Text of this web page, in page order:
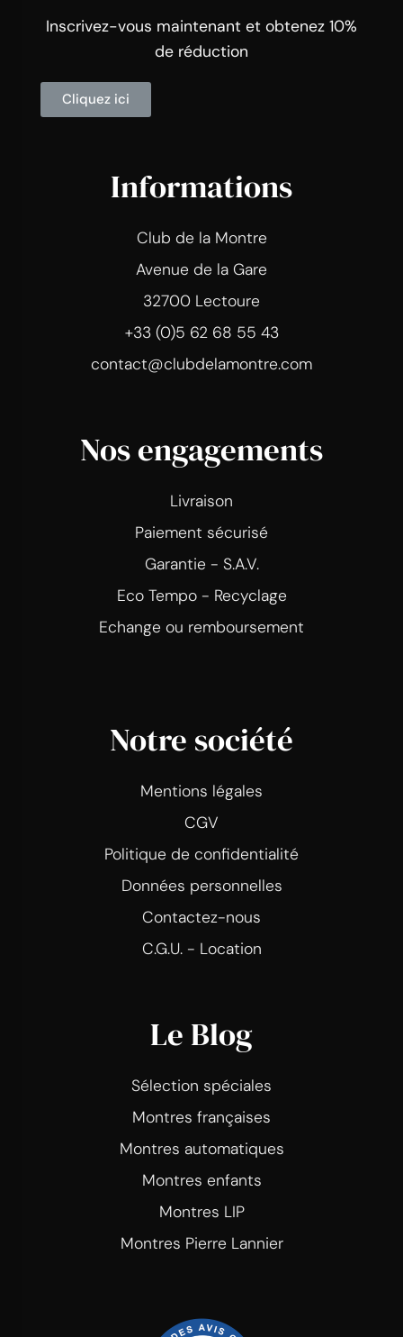
Inscrivez-vous maintenant et obtenez 10%
de réduction
Cliquez ici
Informations
Club de la Montre
Avenue de la Gare
32700 Lectoure
+33 (0)5 62 68 55 43
contact@clubdelamontre.com
Nos engagements
Livraison
Paiement sécurisé
Garantie - S.A.V.
Eco Tempo - Recyclage
Echange ou remboursement
Notre société
Mentions légales
CGV
Politique de confidentialité
Données personnelles
Contactez-nous
C.G.U. - Location
Le Blog
Sélection spéciales
Montres françaises
Montres automatiques
Montres enfants
Montres LIP
Montres Pierre Lannier